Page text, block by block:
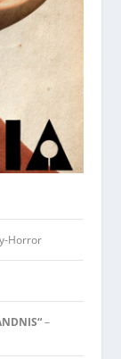
Horror
–